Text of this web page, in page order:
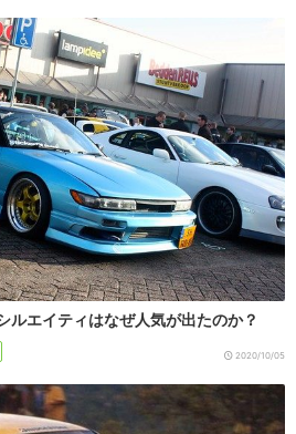
ルエイティはなぜ人気が出たのか？
2020/10/05